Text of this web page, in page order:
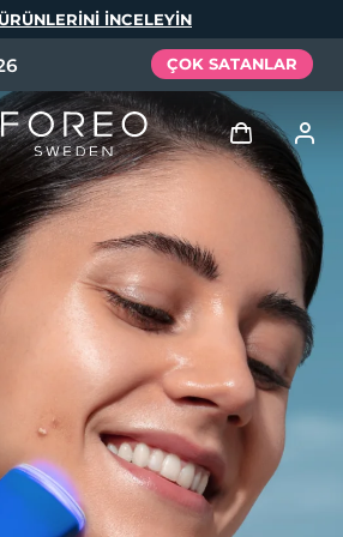
INCELEYIN
ÇOK SATANLAR
Giriş
Kullanici profi̇li̇
Cihazlarım
Siparişlerim
Adresim
Aboneliklerim
Tech Elixir
Set
Español
Português
Русский
简体中文 繁體中文